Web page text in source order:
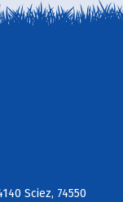
Sciez, 74550